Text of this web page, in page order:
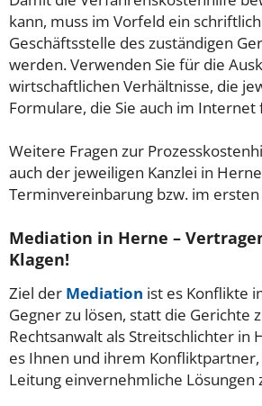
kann, muss im Vorfeld ein
Geschäftsstelle des zuständigen
werden. Verwenden Sie für die
wirtschaftlichen Verhältnisse, die
Formulare, die Sie auch im Internet
Weitere Fragen zur
auch der jeweiligen Kanzlei in
Terminvereinbarung bzw. im
Mediation in Herne –
Klagen!
Ziel der Mediation ist es Konflikte
Gegner zu lösen, statt die Gerichte
Rechtsanwalt als Streitschlichter in
es Ihnen und ihrem
Leitung einvernehmliche Lösungen